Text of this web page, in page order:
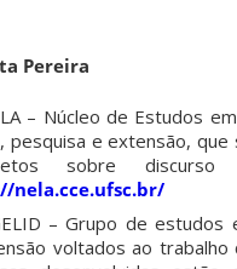
Pereira
– Núcleo de Estudos
e extensão, que
sobre
nela.cce.ufsc.br/
– Grupo de
voltados ao